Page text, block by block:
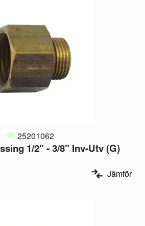
25201062
1/2" - 3/8" Inv-Utv (G)
Jämför